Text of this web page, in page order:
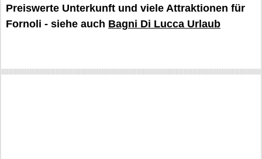
Preiswerte Unterkunft und viele Attraktionen für
Fornoli - siehe auch Bagni Di Lucca Urlaub